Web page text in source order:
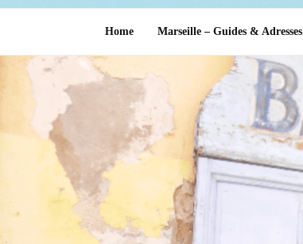
Home Marseille – Guides & Adresses